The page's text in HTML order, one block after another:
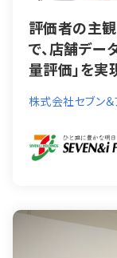
評価者の主
で、店舗デー
量評価」を実
株式会社セブン＆